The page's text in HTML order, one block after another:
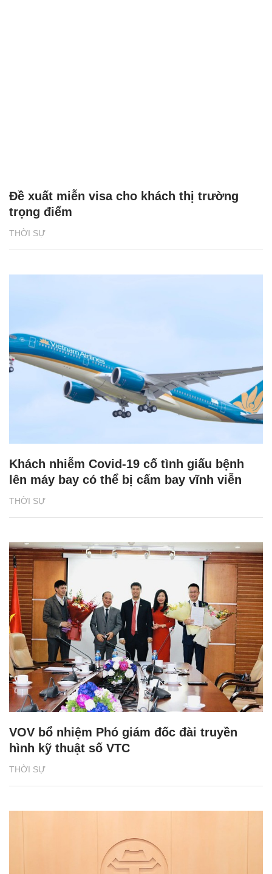
THỜI SỰ
Đề xuất miễn visa cho khách thị trường
trọng điểm
THỜI SỰ
Khách nhiễm Covid-19 cố tình giấu bệnh
lên máy bay có thể bị cấm bay vĩnh viễn
THỜI SỰ
VOV bổ nhiệm Phó giám đốc đài truyền
hình kỹ thuật số VTC